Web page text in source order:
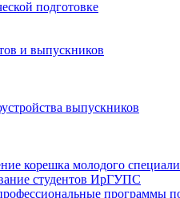
подготовке
и выпускников
выпускников
корешка молодого
студентов ИрГУПС
программы